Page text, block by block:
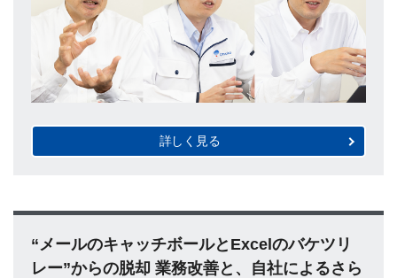
詳しく見る
“メールのキャッチボールとExcelのバケツリ
レー”からの脱却 業務改善と、自社によるさら